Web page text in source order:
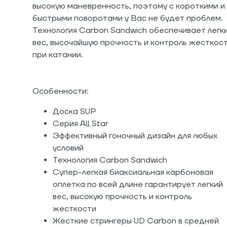
высокую маневренность, поэтому с короткими и
быстрыми поворотами у Вас не будет проблем.
Технология Carbon Sandwich обеспечивает
вес, высочайшую прочность и контроль
при катании.
Особенности:
Доска SUP
Серия All Star
Эффективный гоночный дизайн для любых
условий
Технология Carbon Sandwich
Супер-легкая биаксиальная карбоновая
оплетка по всей длине гарантирует легкий
вес, высокую прочность и контроль
жесткости
Жесткие стрингеры UD Carbon в средней